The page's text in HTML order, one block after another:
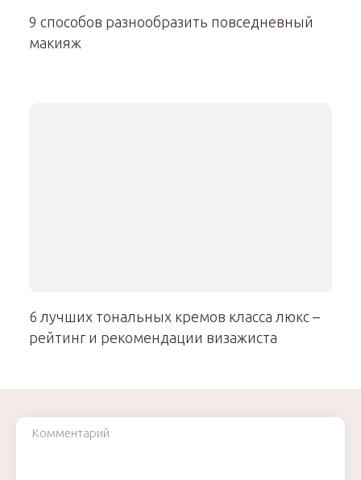
9 способов разнообразить повседневный
макияж
6 лучших тональных кремов класса люкс –
рейтинг и рекомендации визажиста
Комментарий